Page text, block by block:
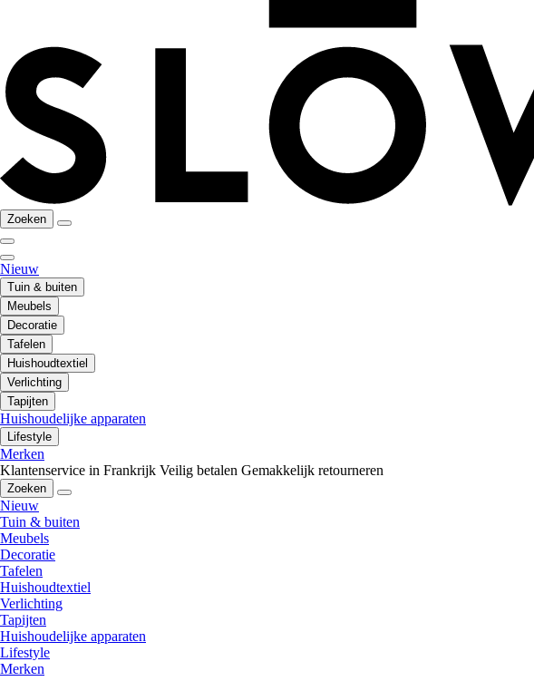
Zoeken
Nieuw
Tuin & buiten
Meubels
Decoratie
Tafelen
Huishoudtextiel
Verlichting
Tapijten
Huishoudelijke apparaten
Lifestyle
Merken
Klantenservice in Frankrijk Veilig betalen Gemakkelijk retourneren
Zoeken
Nieuw
Tuin & buiten
Meubels
Decoratie
Tafelen
Huishoudtextiel
Verlichting
Tapijten
Huishoudelijke apparaten
Lifestyle
Merken